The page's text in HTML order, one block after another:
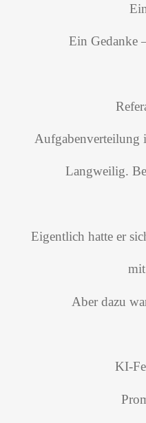
Ein Gedanke
Aufgabenverteilung
Langweilig.
Eigentlich hatte er
Aber dazu
KI-